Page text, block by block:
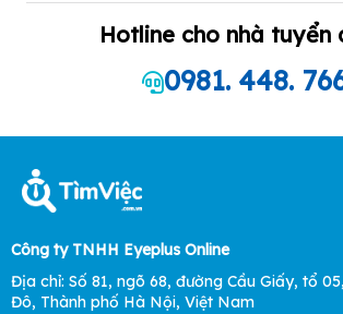
Hotline cho nhà tuyển
0981. 448.
Công ty TNHH Eyeplus Online
Địa chỉ: Số 81, ngõ 68, đường Cầu Giấy, tổ
Đô, Thành phố Hà Nội, Việt Nam